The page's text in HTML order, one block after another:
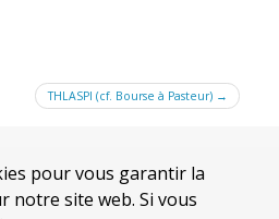
pour vous garantir la
notre site web. Si vous
THLASPI (cf. Bourse à Pasteur)